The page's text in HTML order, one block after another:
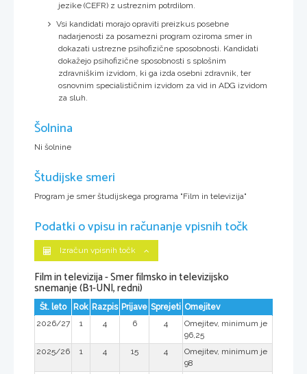
jezike (CEFR) z ustreznim potrdilom.
Vsi kandidati morajo opraviti preizkus posebne
nadarjenosti za posamezni program oziroma smer in
dokazati ustrezne psihofizične sposobnosti. Kandidati
dokažejo psihofizične sposobnosti s splošnim
zdravniškim izvidom, ki ga izda osebni zdravnik, ter
osnovnim specialističnim izvidom za vid in ADG izvidom
za sluh.
Šolnina
Ni šolnine
Študijske smeri
Program je smer študijskega programa "Film in televizija"
Podatki o vpisu in računanje vpisnih točk
Izračun vpisnih točk
Film in televizija - Smer filmsko in televizijsko
snemanje (B1-UNI, redni)
Št. leto Rok Razpis Prijave Sprejeti Omejitev
2026/27
1 4 6 4
Omejitev, minimum je
96,25
2025/26
1 4 15 4
Omejitev, minimum je
98